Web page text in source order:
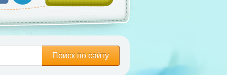
Поиск по сайту